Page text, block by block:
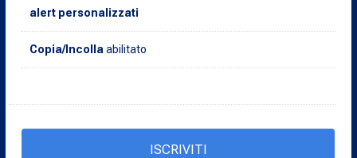
alert personalizzati
Copia/Incollaabilitato
ISCRIVITI